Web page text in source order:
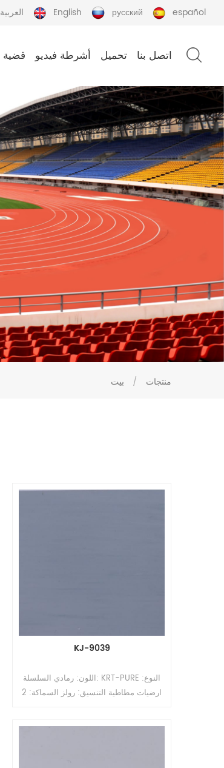
العربية English русский español
قضية أشرطة فيديو تحميل اتصل بنا
بيت / منتجات
KJ-9039
اللون: رمادي السلسلة: KRT-PURE النوع:
ارضيات مطاطية التنسيق: رولز السماكة: 2